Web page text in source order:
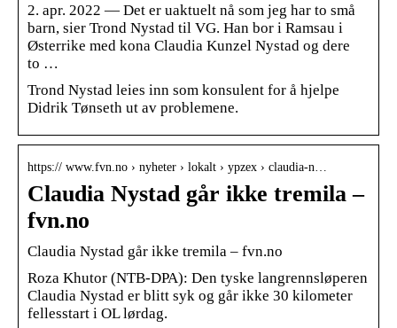
2. apr. 2022 — Det er uaktuelt nå som jeg har to små
barn, sier Trond Nystad til VG. Han bor i Ramsau i
Østerrike med kona Claudia Kunzel Nystad og dere
to …
Trond Nystad leies inn som konsulent for å hjelpe
Didrik Tønseth ut av problemene.
https:// www.fvn.no › nyheter › lokalt › ypzex › claudia-n…
Claudia Nystad går ikke tremila –
fvn.no
Claudia Nystad går ikke tremila – fvn.no
Roza Khutor (NTB-DPA): Den tyske langrennsløperen
Claudia Nystad er blitt syk og går ikke 30 kilometer
fellesstart i OL lørdag.